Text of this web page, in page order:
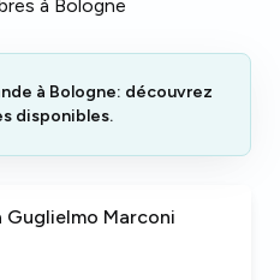
à Bologne
à Bologne: découvrez
disponibles.
Guglielmo Marconi